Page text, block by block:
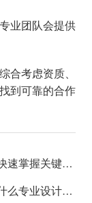
业团队会提供
合考虑资质、
到可靠的合作
青海区县土石方工程施工：快速掌握关键技巧！
广元园林绿化工程施工：为什么专业设计能提升城市景观价值？